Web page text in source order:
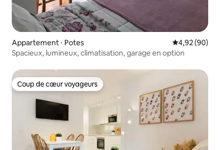
Appartement ⋅ Potes Évaluation
4,92 (90)
Spacieux, lumineux, climatisation, garage en option
Coup de cœur voyageurs
Coup de cœur voyageurs